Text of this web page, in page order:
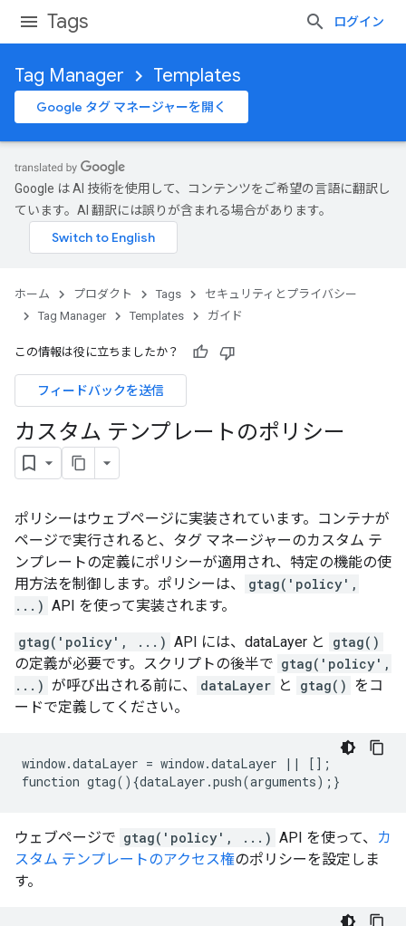
Tags ログイン
Tag Manager Templates
Google タグ マネージャーを開く
Google は AI 技術を使用して、コンテンツをご希望の言語に翻訳し
ています。AI 翻訳には誤りが含まれる場合があります。
ホーム プロダクト Tags
セキュリティとプライバシー
Tag Manager
Templates ガイド
この情報は役に立ちましたか？
フィードバックを送信
カスタム テンプレートのポリシー
ポリシーはウェブページに実装されています。コンテナが
ページで実行されると、タグ マネージャーのカスタム テ
ンプレートの定義にポリシーが適用され、特定の機能の使
用方法を制御します。ポリシーは、
gtag('policy',
...) API を使って実装されます。
gtag('policy', ...) API には、dataLayer と
gtag()
の定義が必要です。スクリプトの後半で gtag('policy',
...) が呼び出される前に、 dataLayer と gtag() をコ
ードで定義してください。
window.dataLayer = window.dataLayer || [];
ウェブページで gtag('policy', ...) API を使って、
カ
スタム テンプレートのアクセス権のポリシーを設定しま
す。